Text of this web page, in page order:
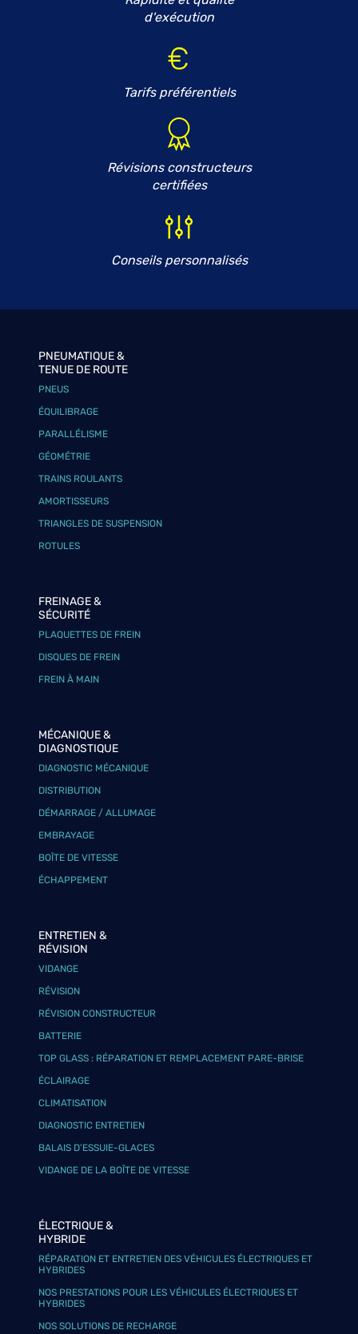
d'exécution
Tarifs préférentiels
Révisions constructeurs
certifiées
Conseils personnalisés
PNEUMATIQUE &
TENUE DE ROUTE
PNEUS
ÉQUILIBRAGE
PARALLÉLISME
GÉOMÉTRIE
TRAINS ROULANTS
AMORTISSEURS
TRIANGLES DE SUSPENSION
ROTULES
FREINAGE &
SÉCURITÉ
PLAQUETTES DE FREIN
DISQUES DE FREIN
FREIN À MAIN
MÉCANIQUE &
DIAGNOSTIQUE
DIAGNOSTIC MÉCANIQUE
DISTRIBUTION
DÉMARRAGE / ALLUMAGE
EMBRAYAGE
BOÎTE DE VITESSE
ÉCHAPPEMENT
ENTRETIEN &
RÉVISION
VIDANGE
RÉVISION
RÉVISION CONSTRUCTEUR
BATTERIE
TOP GLASS : RÉPARATION ET REMPLACEMENT PARE-BRISE
ÉCLAIRAGE
CLIMATISATION
DIAGNOSTIC ENTRETIEN
BALAIS D’ESSUIE-GLACES
VIDANGE DE LA BOÎTE DE VITESSE
ÉLECTRIQUE &
HYBRIDE
RÉPARATION ET ENTRETIEN DES VÉHICULES ÉLECTRIQUES ET
HYBRIDES
NOS PRESTATIONS POUR LES VÉHICULES ÉLECTRIQUES ET
HYBRIDES
NOS SOLUTIONS DE RECHARGE